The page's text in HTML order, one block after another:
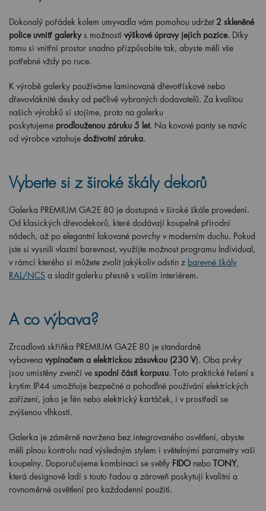
Dokonalý pořádek kolem umyvadla vám pomohou udržet 2 skleněné
police uvnitř galerky s možností výškové úpravy jejich pozice. Díky
tomu si vnitřní prostor snadno přizpůsobíte tak, abyste měli vše
potřebné vždy po ruce.
K výrobě galerky používáme laminované dřevotřískové nebo
dřevovláknité desky od pečlivě vybraných dodavatelů. Za kvalitou
našich výrobků si stojíme, proto na galerku
poskytujeme prodlouženou záruku 5 let. Na kovové panty se navíc
od výrobce vztahuje doživotní záruka.
Vyberte si z široké škály dekorů
Galerka PREMIUM GA2E 80 je dostupná v široké škále provedení.
Od klasických dřevodekorů, které dodávají koupelně přírodní
nádech, až po elegantní lakované povrchy v moderním duchu. Pokud
jste si vysnili vlastní barevnost, využijte možnost programu Individual,
v rámci kterého si můžete zvolit jakýkoliv odstín z barevné škály
RAL/NCS a sladit galerku přesně s vaším interiérem.
A co výbava?
Zrcadlová skříňka PREMIUM GA2E 80 je standardně
vybavena vypínačem a elektrickou zásuvkou (230 V). Oba prvky
jsou umístěny zvenčí ve spodní části korpusu. Toto praktické řešení s
krytím IP44 umožňuje bezpečné a pohodlné používání elektrických
zařízení, jako je fén nebo elektrický kartáček, i v prostředí se
zvýšenou vlhkostí.
Galerka je záměrně navržena bez integrovaného osvětlení, abyste
měli plnou kontrolu nad výsledným stylem i světelnými parametry vaší
koupelny. Doporučujeme kombinaci se světly FIDO nebo TONY,
která designově ladí s touto řadou a zároveň poskytují kvalitní a
rovnoměrné osvětlení pro každodenní použití.